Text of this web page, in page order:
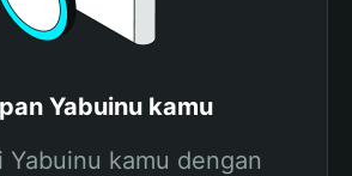
Yabuinu kamu
Yabuinu kamu dengan